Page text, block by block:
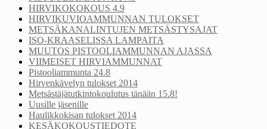
HIRVIKOKOKOUS 4.9
HIRVIKUVIOAMMUNNAN TULOKSET
METSÄKANALINTUJEN METSÄSTYSAJAT
ISO-KRAASELISSA LAMPAITA
MUUTOS PISTOOLIAMMUNNAN AJASSA
VIIMEISET HIRVIAMMUNNAT
Pistooliammunta 24.8
Hirvenkävelyn tulokset 2014
Metsästäjätutkintokoulutus tänään 15.8!
Uusille jäsenille
Haulikkokisan tulokset 2014
KESÄKOKOUSTIEDOTE